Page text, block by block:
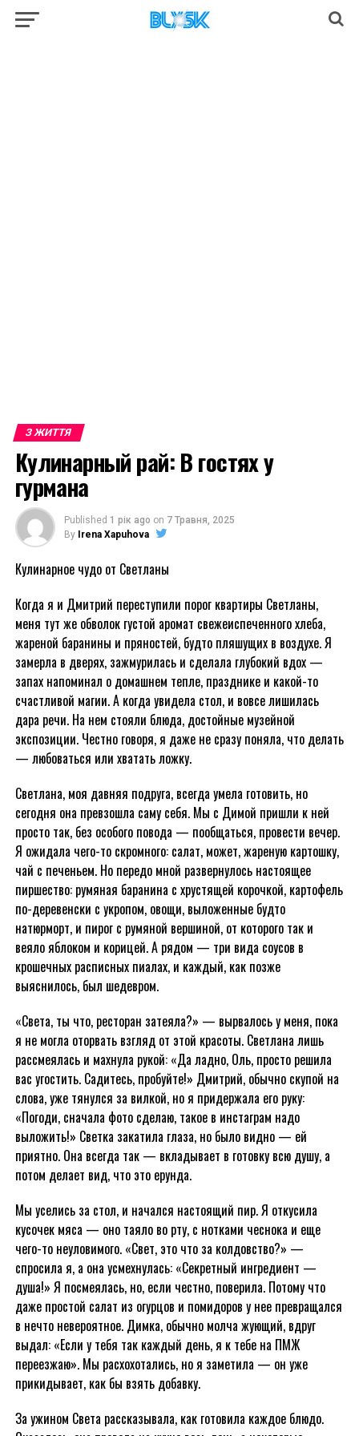
З ЖИТТЯ
Кулинарный рай: В гостях у
гурмана
Published 1 рік ago on 7 Травня, 2025
By Irena Xapuhova
Кулинарное чудо от Светланы
Когда я и Дмитрий переступили порог квартиры Светланы,
меня тут же обволок густой аромат свежеиспеченного хлеба,
жареной баранины и пряностей, будто пляшущих в воздухе. Я
замерла в дверях, зажмурилась и сделала глубокий вдох —
запах напоминал о домашнем тепле, празднике и какой-то
счастливой магии. А когда увидела стол, и вовсе лишилась
дара речи. На нем стояли блюда, достойные музейной
экспозиции. Честно говоря, я даже не сразу поняла, что делать
— любоваться или хватать ложку.
Светлана, моя давняя подруга, всегда умела готовить, но
сегодня она превзошла саму себя. Мы с Димой пришли к ней
просто так, без особого повода — пообщаться, провести вечер.
Я ожидала чего-то скромного: салат, может, жареную картошку,
чай с печеньем. Но передо мной развернулось настоящее
пиршество: румяная баранина с хрустящей корочкой, картофель
по-деревенски с укропом, овощи, выложенные будто
натюрморт, и пирог с румяной вершиной, от которого так и
веяло яблоком и корицей. А рядом — три вида соусов в
крошечных расписных пиалах, и каждый, как позже
выяснилось, был шедевром.
«Света, ты что, ресторан затеяла?» — вырвалось у меня, пока
я не могла оторвать взгляд от этой красоты. Светлана лишь
рассмеялась и махнула рукой: «Да ладно, Оль, просто решила
вас угостить. Садитесь, пробуйте!» Дмитрий, обычно скупой на
слова, уже тянулся за вилкой, но я придержала его руку:
«Погоди, сначала фото сделаю, такое в инстаграм надо
выложить!» Светка закатила глаза, но было видно — ей
приятно. Она всегда так — вкладывает в готовку всю душу, а
потом делает вид, что это ерунда.
Мы уселись за стол, и начался настоящий пир. Я откусила
кусочек мяса — оно таяло во рту, с нотками чеснока и еще
чего-то неуловимого. «Свет, это что за колдовство?» —
спросила я, а она усмехнулась: «Секретный ингредиент —
душа!» Я посмеялась, но, если честно, поверила. Потому что
даже простой салат из огурцов и помидоров у нее превращался
в нечто невероятное. Димка, обычно молча жующий, вдруг
выдал: «Если у тебя так каждый день, я к тебе на ПМЖ
переезжаю». Мы расхохотались, но я заметила — он уже
прикидывает, как бы взять добавку.
За ужином Света рассказывала, как готовила каждое блюдо.